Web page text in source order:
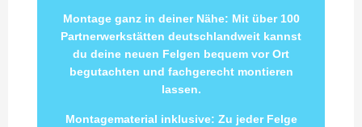
Montage ganz in deiner Nähe: Mit über 100
Partnerwerkstätten deutschlandweit kannst
du deine neuen Felgen bequem vor Ort
begutachten und fachgerecht montieren
lassen.
Montagematerial inklusive: Zu jeder Felge